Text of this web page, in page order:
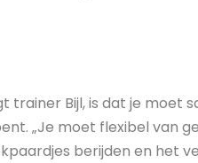
trainer Bijl, is dat je moet
„Je moet flexibel van
berijden en het